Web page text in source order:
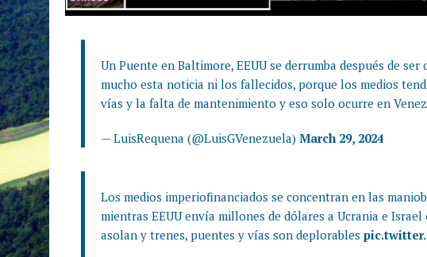
Un Puente en Baltimore, EEUU se derrumba después de
mucho esta noticia ni los fallecidos, porque los medios
vías y la falta de mantenimiento y eso solo ocurre en
— LuisRequena (@LuisGVenezuela) March 29, 2024
Los medios imperiofinanciados se concentran en las
mientras EEUU envía millones de dólares a Ucrania e
asolan y trenes, puentes y vías son deplorables